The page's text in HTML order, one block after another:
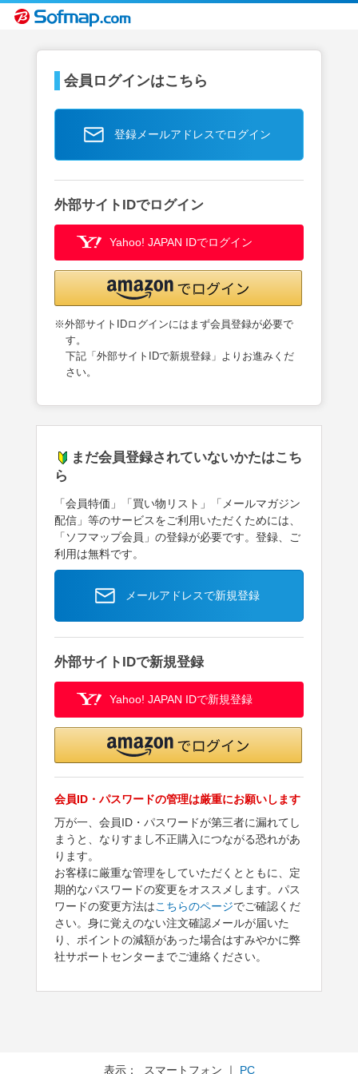
会員ログインはこちら
登録メールアドレスでログイン
外部サイトIDでログイン
Yahoo! JAPAN IDでログイン
※外部サイトIDログインにはまず会員登録が必要で
す。
下記「外部サイトIDで新規登録」よりお進みくだ
さい。
まだ会員登録されていないかたはこち
ら
「会員特価」「買い物リスト」「メールマガジン
配信」等のサービスをご利用いただくためには、
「ソフマップ会員」の登録が必要です。登録、ご
利用は無料です。
メールアドレスで新規登録
外部サイトIDで新規登録
Yahoo! JAPAN IDで新規登録
会員ID・パスワードの管理は厳重にお願いします
万が一、会員ID・パスワードが第三者に漏れてし
まうと、なりすまし不正購入につながる恐れがあ
ります。
お客様に厳重な管理をしていただくとともに、定
期的なパスワードの変更をオススメします。パス
ワードの変更方法はこちらのページでご確認くだ
さい。身に覚えのない注文確認メールが届いた
り、ポイントの減額があった場合はすみやかに弊
社サポートセンターまでご連絡ください。
表示： スマートフォン ｜ PC